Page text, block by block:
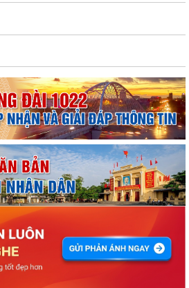
BỈNH KHIÊM TUYÊN TRUYỀN, HƯỚNG
THIẾT BỊ, SIM...
chọn thực tập sinh nữ đi thực tập kỹ thuật
binh - Liệt sĩ (27-7-1947 – 27-7-2026)
SAU 01 NĂM THỰC HIỆN MÔ HÌNH CHÍNH